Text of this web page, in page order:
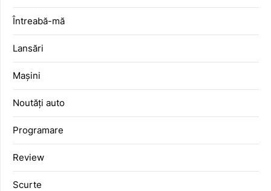
Întreabă-mă
Lansări
Mașini
Noutăți auto
Programare
Review
Scurte